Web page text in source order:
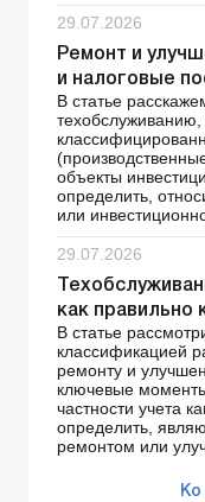
29.07.2026
Ремонт и
и налоговые
В статье
объекты
определить,
или
29.07.2026
как правильно
В статье
классификацией
ремонту и
ключевые
частности учета
определить,
ремонтом или
Ко